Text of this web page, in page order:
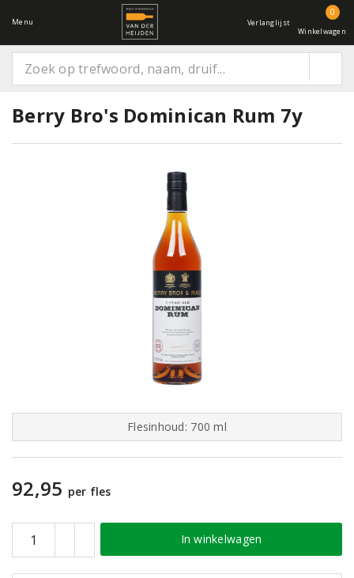
Menu Verlanglijst
0
Winkelwagen
Berry Bro's Dominican Rum 7y
Flesinhoud: 700 ml
92,95 per fles
In winkelwagen